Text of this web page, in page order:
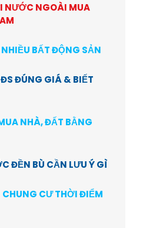
NƯỚC NGOÀI MUA
BẤT ĐỘNG SẢN
ĐÚNG GIÁ & BIẾT
NHÀ, ĐẤT BẰNG
ĐỀN BÙ CẦN LƯU Ý GÌ
CƯ THỜI ĐIỂM